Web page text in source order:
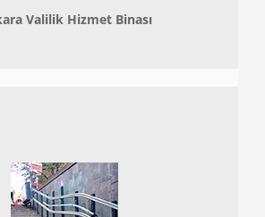
Valilik Hizmet Binası